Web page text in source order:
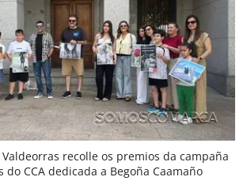
recolle os premios da campaña
do CCA dedicada a Begoña Caamaño